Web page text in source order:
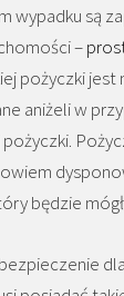
wypadku są
–
pożyczki jest
aniżeli w
będzie